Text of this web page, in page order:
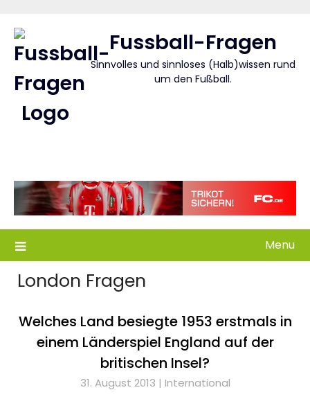
content
Fussball-Fragen
Sinnvolles und sinnloses (Halb)wissen rund
um den Fußball.
Menu
London Fragen
Welches Land besiegte 1953 erstmals in
einem Länderspiel England auf der
britischen Insel?
31. August 2013 | International